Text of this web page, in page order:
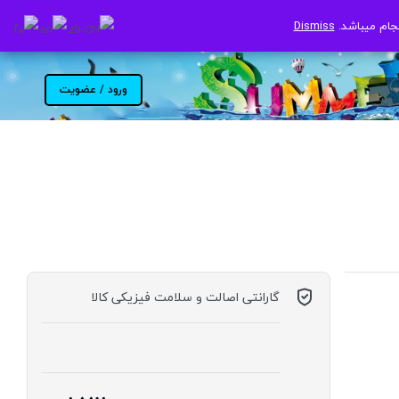
میباشد.Dismiss
ورود / عضویت
میباشد.Dismiss
گارانتی اصالت و سلامت فیزیکی کالا